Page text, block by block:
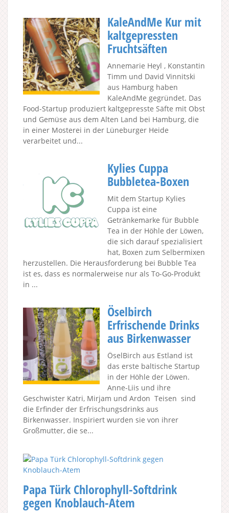
KaleAndMe Kur mit
kaltgepressten
Fruchtsäften
Annemarie Heyl , Konstantin
Timm und David Vinnitski
aus Hamburg haben
KaleAndMe gegründet. Das
Food-Startup produziert kaltgepresste Säfte mit Obst
und Gemüse aus dem Alten Land bei Hamburg, die
in einer Mosterei in der Lüneburger Heide
verarbeitet und...
Kylies Cuppa
Bubbletea-Boxen
Mit dem Startup Kylies
Cuppa ist eine
Getränkemarke für Bubble
Tea in der Höhle der Löwen,
die sich darauf spezialisiert
hat, Boxen zum Selbermixen
herzustellen. Die Herausforderung bei Bubble Tea
ist es, dass es normalerweise nur als To-Go-Produkt
in ...
Öselbirch
Erfrischende Drinks
aus Birkenwasser
ÖselBirch aus Estland ist
das erste baltische Startup
in der Höhle der Löwen.
Anne-Liis und ihre
Geschwister Katri, Mirjam und Ardon Teisen sind
die Erfinder der Erfrischungsdrinks aus
Birkenwasser. Inspiriert wurden sie von ihrer
Großmutter, die se...
Papa Türk Chlorophyll-Softdrink
gegen Knoblauch-Atem